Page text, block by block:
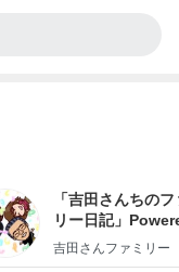
「吉田さんちの
リー日記」
y Ameba 吉田さ
吉田さんファミリー